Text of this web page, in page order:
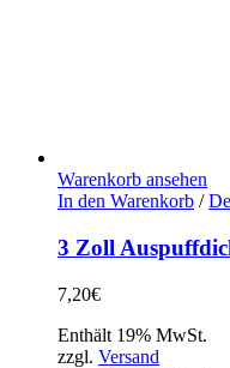
Warenkorb ansehen
In den Warenkorb /
3 Zoll
7,20€
Enthält 19% MwSt.
zzgl. Versand